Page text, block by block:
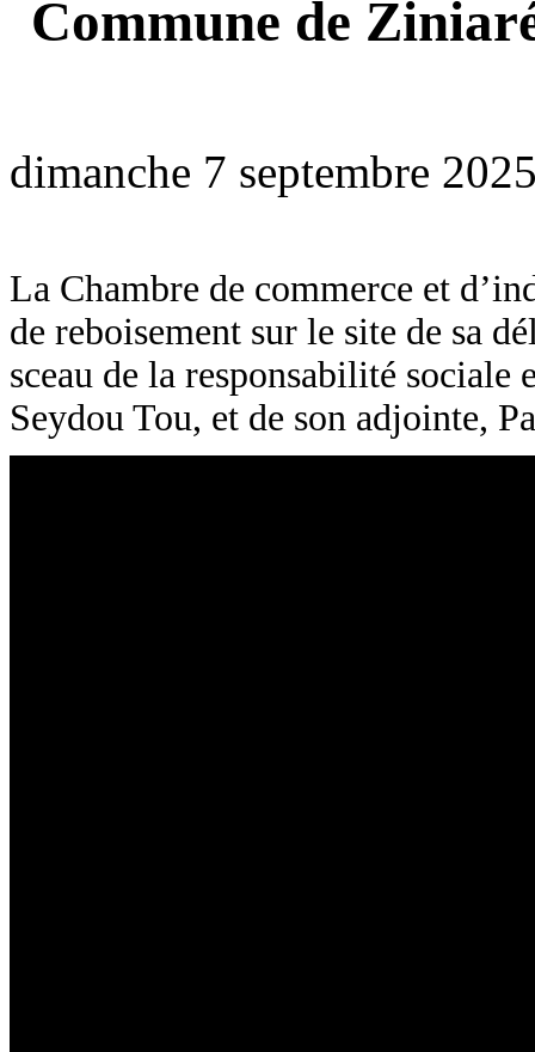
Commune de
dimanche 7 septembre
La Chambre de commerce et
de reboisement sur le site de sa
sceau de la responsabilité
Seydou Tou, et de son adjointe,